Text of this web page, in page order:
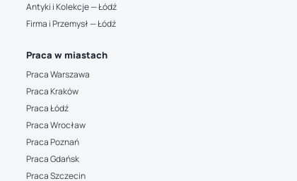
Antyki i Kolekcje — Łódź
Firma i Przemysł — Łódź
Praca w miastach
Praca Warszawa
Praca Kraków
Praca Łódź
Praca Wrocław
Praca Poznań
Praca Gdańsk
Praca Szczecin